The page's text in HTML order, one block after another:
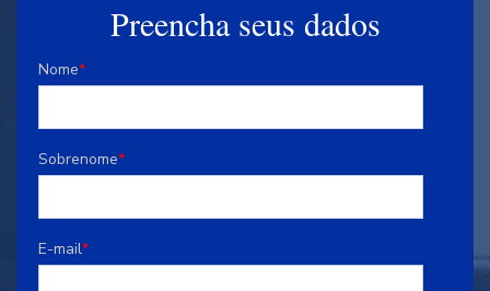
Preencha seus dados
Nome*
Sobrenome*
E-mail*